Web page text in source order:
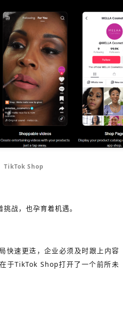
TikTok Shop
战，也孕育着机遇。
快速更迭，企业必须及时跟上内容
于TikTok Shop打开了一个前所未